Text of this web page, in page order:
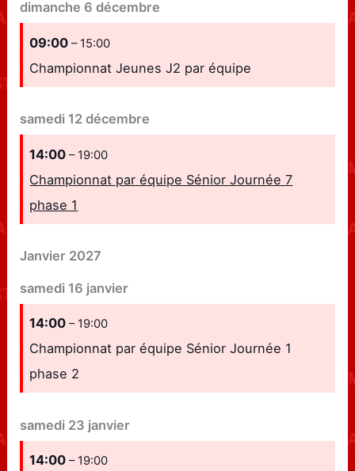
dimanche 6 décembre
09:00– 15:00
Championnat Jeunes J2 par équipe
samedi 12 décembre
14:00– 19:00
Championnat par équipe Sénior Journée 7
phase 1
Janvier 2027
samedi 16 janvier
14:00– 19:00
Championnat par équipe Sénior Journée 1
phase 2
samedi 23 janvier
14:00– 19:00